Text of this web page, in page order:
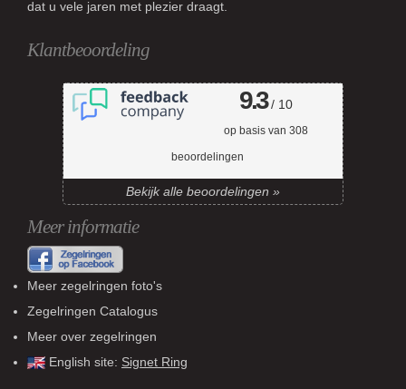
dat u vele jaren met plezier draagt.
Klantbeoordeling
9.3/ 10
op basis van 308
beoordelingen
Bekijk alle beoordelingen »
Meer informatie
Meer zegelringen foto's
Zegelringen Catalogus
Meer over zegelringen
English site: Signet Ring